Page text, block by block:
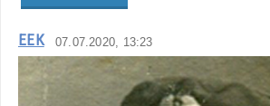
ЕЕК 07.07.2020, 13:23